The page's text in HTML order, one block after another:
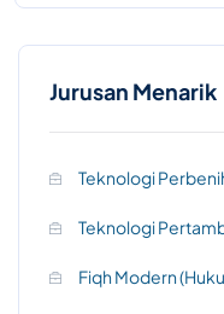
Jurusan Menarik
Teknologi
Teknologi
Fiqh Modern